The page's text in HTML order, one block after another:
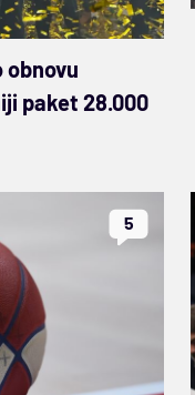
obnovu
paket 28.000
5